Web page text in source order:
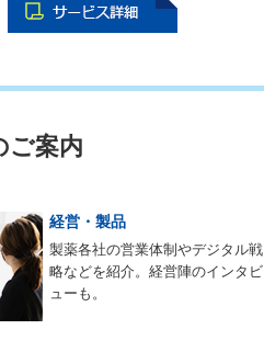
ご案内
経営・製品
製薬各社の営業体制やデジタル戦
略などを紹介。経営陣のインタビ
ューも。